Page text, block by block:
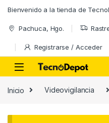
Bienvenido a la tienda de
Pachuca, Hgo.
Registrarse / Acceder
Inicio Videovigilancia